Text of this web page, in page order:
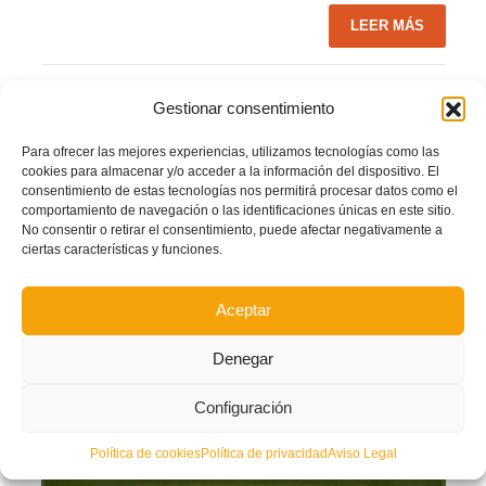
Gestionar consentimiento
Para ofrecer las mejores experiencias, utilizamos tecnologías como las
cookies para almacenar y/o acceder a la información del dispositivo. El
consentimiento de estas tecnologías nos permitirá procesar datos como el
comportamiento de navegación o las identificaciones únicas en este sitio.
No consentir o retirar el consentimiento, puede afectar negativamente a
ciertas características y funciones.
Aceptar
Denegar
Configuración
Política de cookiesPolítica de privacidadAviso Legal
LEER MÁS
El ‘Rico Pérez’, engalanado para el España-Albania
VIERNES, 15 SEPTIEMBRE 2017 POR